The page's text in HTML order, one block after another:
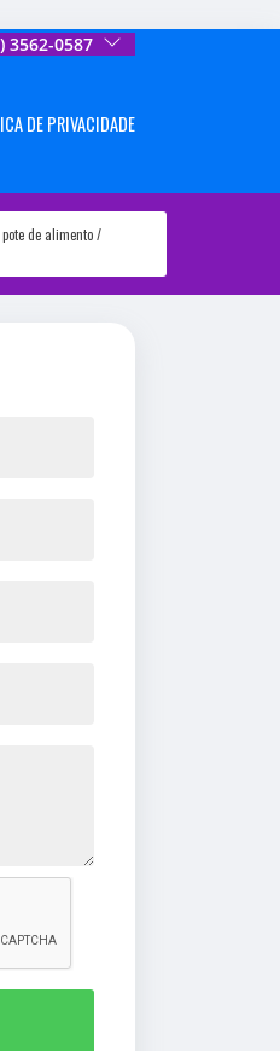
3562-0587
DE PRIVACIDADE
de alimento